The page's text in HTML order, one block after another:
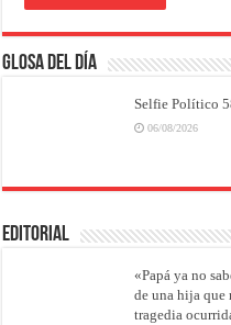
Glosa del Día
Selfie Político
06/08/2026
EDITORIAL
«Papá ya no
de una hija que
tragedia